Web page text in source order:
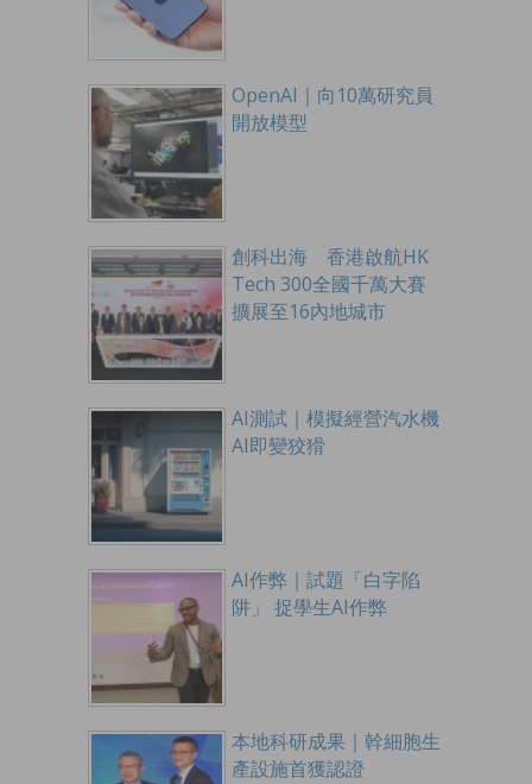
OpenAI｜向10萬研究員
開放模型
創科出海 香港啟航HK
Tech 300全國千萬大賽
擴展至16內地城市
AI測試｜模擬經營汽水機
AI即變狡猾
AI作弊｜試題「白字陷
阱」 捉學生AI作弊
本地科研成果｜幹細胞生
產設施首獲認證